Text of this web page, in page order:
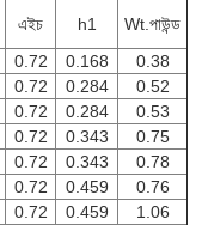
এইচ h1
Wt.পাউন্ড
0.72 0.168
0.38
0.72 0.284
0.52
0.72 0.284
0.53
0.72 0.343
0.75
0.72 0.343
0.78
0.72 0.459
0.76
0.72 0.459
1.06